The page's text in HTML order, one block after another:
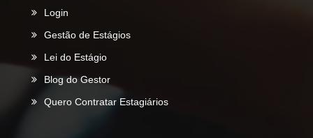
Login
Gestão de Estágios
Lei do Estágio
Blog do Gestor
Quero Contratar Estagiários